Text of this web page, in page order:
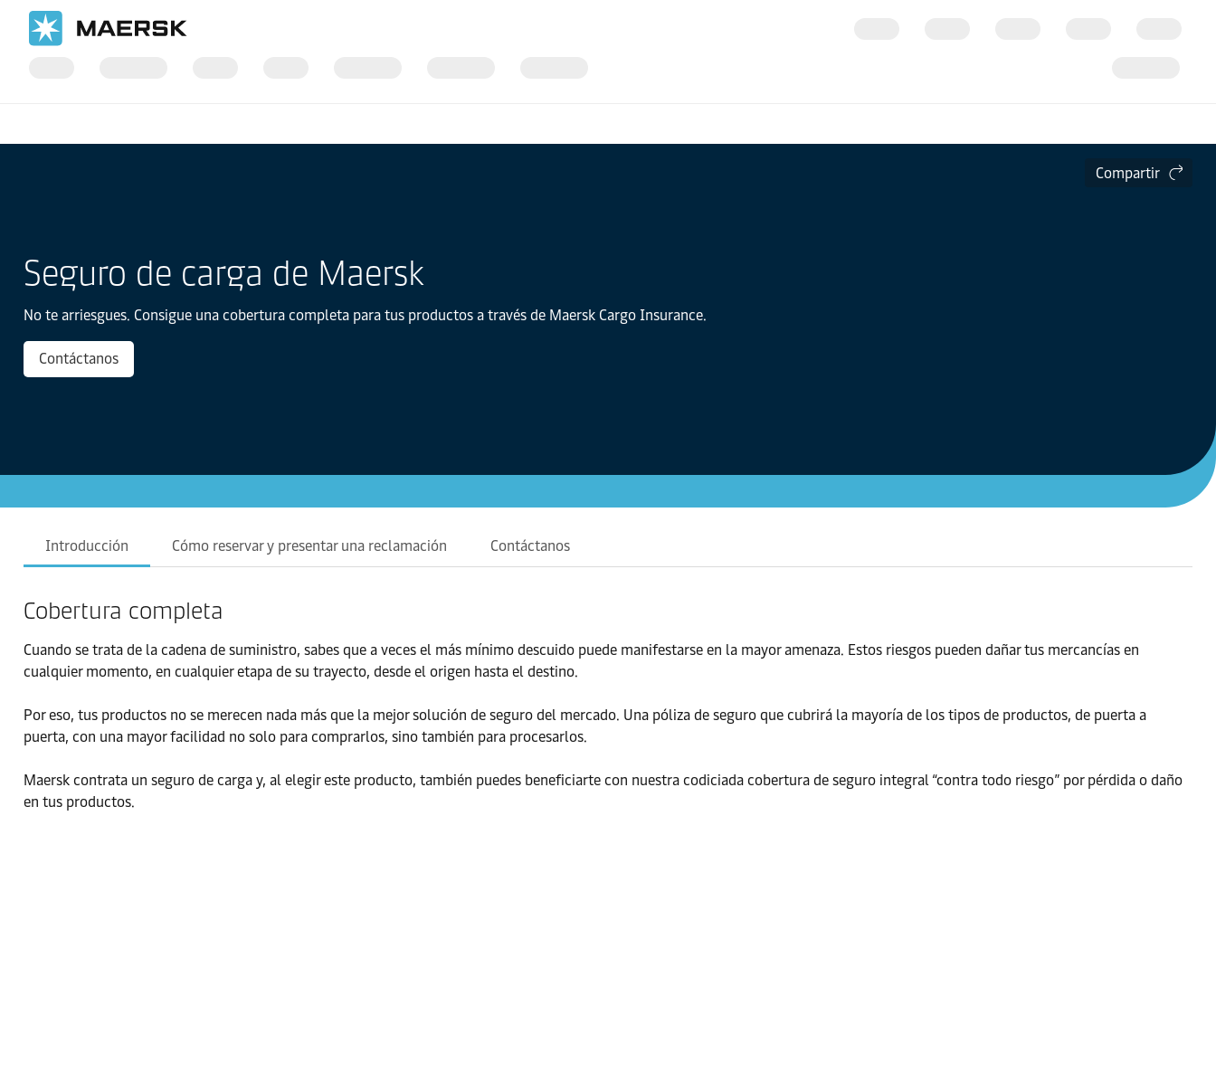
Compartir
Seguro de carga de Maersk
No te arriesgues. Consigue una cobertura completa para tus productos a través de Maersk Cargo Insurance.
Contáctanos
Introducción Cómo reservar y presentar una reclamación Contáctanos
Cobertura completa
Cuando se trata de la cadena de suministro, sabes que a veces el más mínimo descuido puede manifestarse en la mayor amenaza. Estos riesgos pueden dañar tus mercancías en
cualquier momento, en cualquier etapa de su trayecto, desde el origen hasta el destino.
Por eso, tus productos no se merecen nada más que la mejor solución de seguro del mercado. Una póliza de seguro que cubrirá la mayoría de los tipos de productos, de puerta a
puerta, con una mayor facilidad no solo para comprarlos, sino también para procesarlos.
Maersk contrata un seguro de carga y, al elegir este producto, también puedes beneficiarte con nuestra codiciada cobertura de seguro integral “contra todo riesgo” por pérdida o daño
en tus productos.